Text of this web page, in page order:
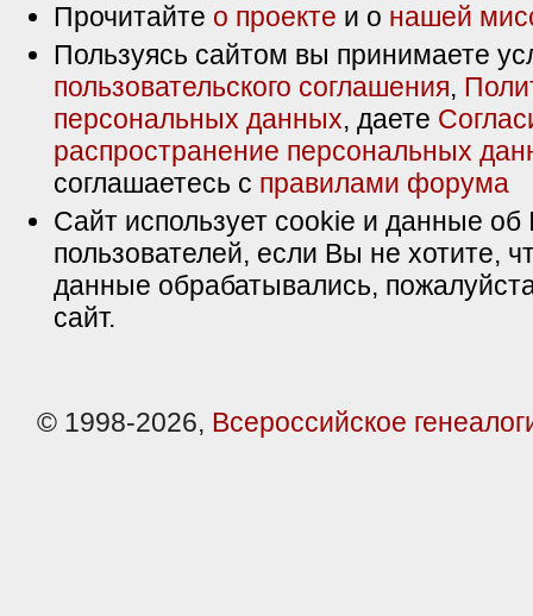
Прочитайте о проекте и о нашей
Пользуясь сайтом вы принимаете
пользовательского соглашения,
персональных данных, даете
распространение персональных
соглашаетесь с правилами форума
Сайт использует cookie и данные об
пользователей, если Вы не хотите,
данные обрабатывались,
сайт.
© 1998-2026, Всероссийское